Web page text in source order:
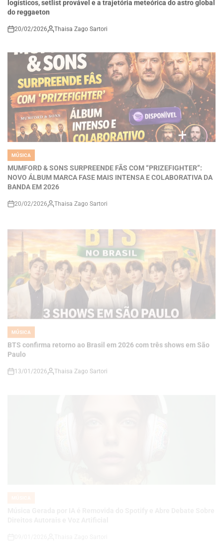
on
20/02/2026
POSTED
IN
MÚSICA
MUMFORD & SONS SURPREENDE FÃS COM “PRIZEFIGHTER”:
NOVO ÁLBUM MARCA FASE MAIS INTENSA E COLABORATIVA DA
BANDA EM 2026
on
20/02/2026 Thaisa Zago Sartori
MÚSICA
BTS confirma retorno ao Brasil em 2026 com três shows em São
Paulo
on
13/01/2026